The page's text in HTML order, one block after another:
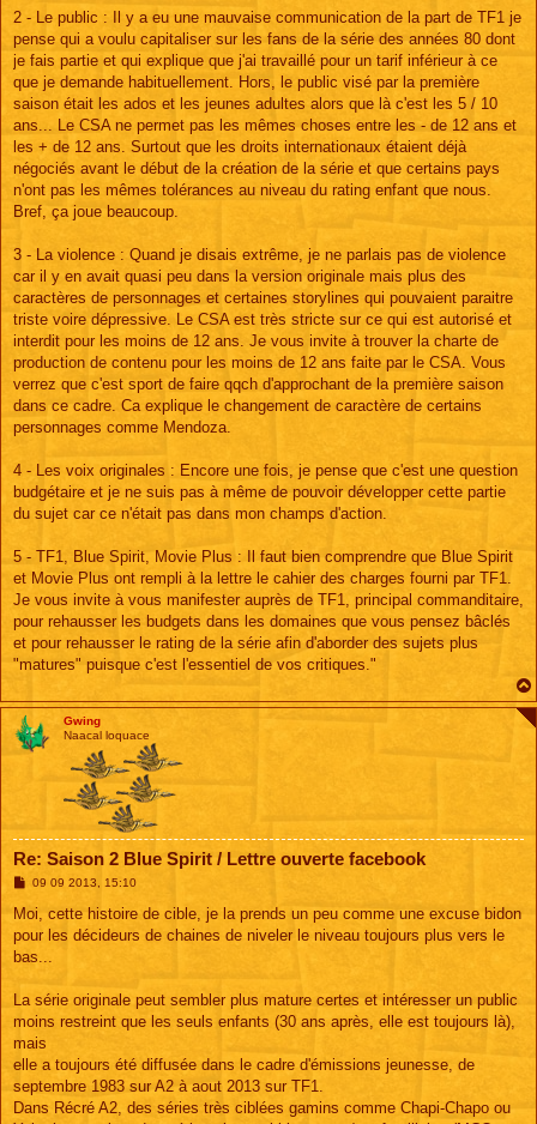
2 - Le public : Il y a eu une mauvaise communication de la part de TF1 je
pense qui a voulu capitaliser sur les fans de la série des années 80 dont
je fais partie et qui explique que j'ai travaillé pour un tarif inférieur à ce
que je demande habituellement. Hors, le public visé par la première
saison était les ados et les jeunes adultes alors que là c'est les 5 / 10
ans... Le CSA ne permet pas les mêmes choses entre les - de 12 ans et
les + de 12 ans. Surtout que les droits internationaux étaient déjà
négociés avant le début de la création de la série et que certains pays
n'ont pas les mêmes tolérances au niveau du rating enfant que nous.
Bref, ça joue beaucoup.
3 - La violence : Quand je disais extrême, je ne parlais pas de violence
car il y en avait quasi peu dans la version originale mais plus des
caractères de personnages et certaines storylines qui pouvaient paraitre
triste voire dépressive. Le CSA est très stricte sur ce qui est autorisé et
interdit pour les moins de 12 ans. Je vous invite à trouver la charte de
production de contenu pour les moins de 12 ans faite par le CSA. Vous
verrez que c'est sport de faire qqch d'approchant de la première saison
dans ce cadre. Ca explique le changement de caractère de certains
personnages comme Mendoza.
4 - Les voix originales : Encore une fois, je pense que c'est une question
budgétaire et je ne suis pas à même de pouvoir développer cette partie
du sujet car ce n'était pas dans mon champs d'action.
5 - TF1, Blue Spirit, Movie Plus : Il faut bien comprendre que Blue Spirit
et Movie Plus ont rempli à la lettre le cahier des charges fourni par TF1.
Je vous invite à vous manifester auprès de TF1, principal commanditaire,
pour rehausser les budgets dans les domaines que vous pensez bâclés
et pour rehausser le rating de la série afin d'aborder des sujets plus
"matures" puisque c'est l'essentiel de vos critiques."
Gwing
Naacal loquace
Re: Saison 2 Blue Spirit / Lettre ouverte facebook
M
s
a
g
09 09 2013, 15:10
Moi, cette histoire de cible, je la prends un peu comme une excuse bidon
pour les décideurs de chaines de niveler le niveau toujours plus vers le
bas...
La série originale peut sembler plus mature certes et intéresser un public
moins restreint que les seuls enfants (30 ans après, elle est toujours là),
mais
elle a toujours été diffusée dans le cadre d'émissions jeunesse, de
septembre 1983 sur A2 à aout 2013 sur TF1.
Dans Récré A2, des séries très ciblées gamins comme Chapi-Chapo ou